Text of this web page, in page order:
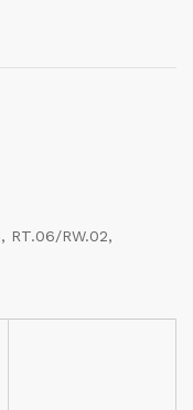
RT.06/RW.02,